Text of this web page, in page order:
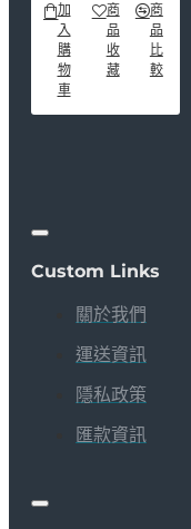
加
入
購
物
車
商
品
收
藏
商
品
比
較
Custom Links
關於我們
運送資訊
隱私政策
匯款資訊